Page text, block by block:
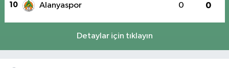
10 Alanyaspor 0 0
Detaylar için tıklayın